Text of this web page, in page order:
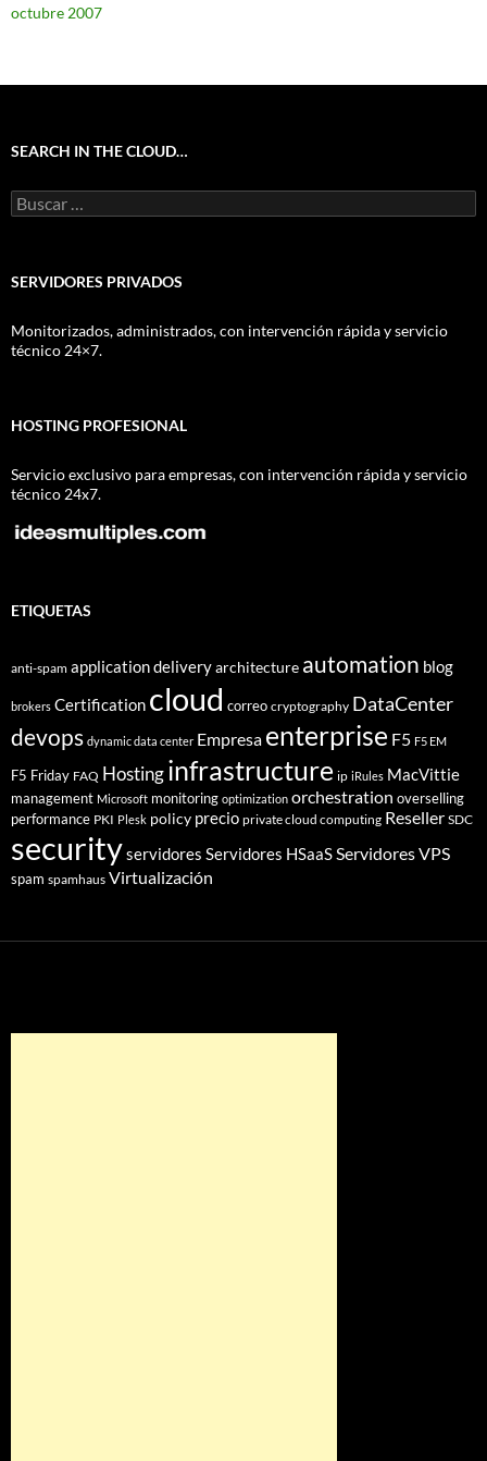
octubre 2007
SEARCH IN THE CLOUD…
Buscar:
SERVIDORES PRIVADOS
Monitorizados, administrados, con intervención rápida y servicio
técnico 24×7.
HOSTING PROFESIONAL
Servicio exclusivo para empresas, con intervención rápida y servicio
técnico 24x7.
ETIQUETAS
anti-spam application deliveryarchitecture automation blog
brokers Certification cloud correo cryptography DataCenter
devops dynamic data center Empresa enterprise F5 F5 EM
F5 Friday FAQ Hostinginfrastructure ip iRules MacVittie
management Microsoft monitoring optimization orchestration overselling
performance PKI Plesk policy precio private cloud computing Reseller SDC
securityservidores Servidores HSaaSServidores VPS
spam spamhaus Virtualización